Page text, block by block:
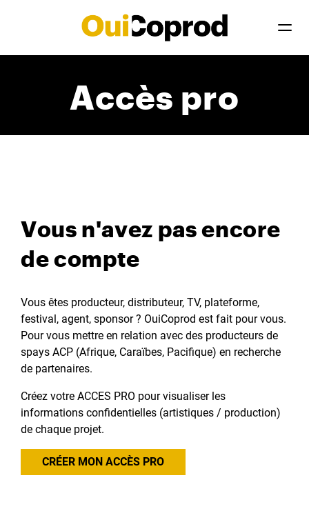
Accès pro
Vous n'avez pas encore
de compte
Vous êtes producteur, distributeur, TV, plateforme,
festival, agent, sponsor ? OuiCoprod est fait pour vous.
Pour vous mettre en relation avec des producteurs de
spays ACP (Afrique, Caraïbes, Pacifique) en recherche
de partenaires.
Créez votre ACCES PRO pour visualiser les
informations confidentielles (artistiques / production)
de chaque projet.
CRÉER MON ACCÈS PRO